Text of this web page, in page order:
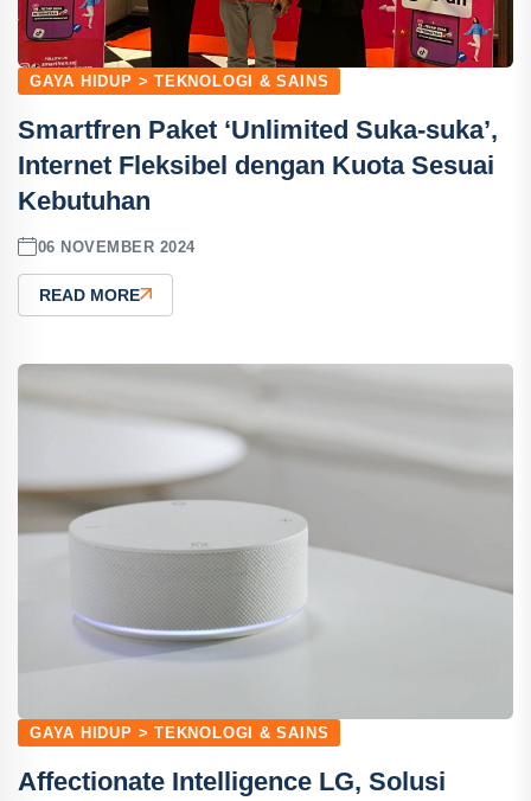
GAYA HIDUP > TEKNOLOGI & SAINS
Smartfren Paket ‘Unlimited Suka-suka’,
Internet Fleksibel dengan Kuota Sesuai
Kebutuhan
06 NOVEMBER 2024
READ MORE
GAYA HIDUP > TEKNOLOGI & SAINS
Affectionate Intelligence LG, Solusi